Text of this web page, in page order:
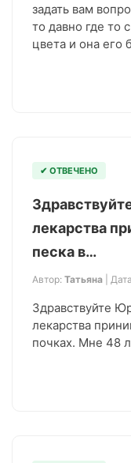
задать вам
то давно где то
цвета и она его
✔ ОТВЕЧЕНО
лекарства
песка в…
Автор: Татьяна |
Здравствуйте
лекарства
почках. Мне 48